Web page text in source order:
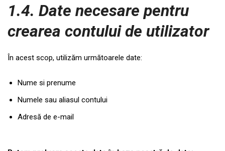
1.4. Date necesare pentru
crearea contului de utilizator
În acest scop, utilizăm următoarele date:
Nume si prenume
Numele sau aliasul contului
Adresă de e-mail